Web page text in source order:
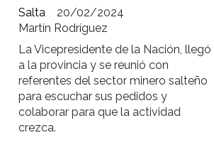
Martín Rodríguez
Salta 20/02/2024
La Vicepresidente de la Nación, llegó
a la provincia y se reunió con
referentes del sector minero salteño
para escuchar sus pedidos y
colaborar para que la actividad
crezca.